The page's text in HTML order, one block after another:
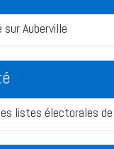
Auberville
listes électorales de